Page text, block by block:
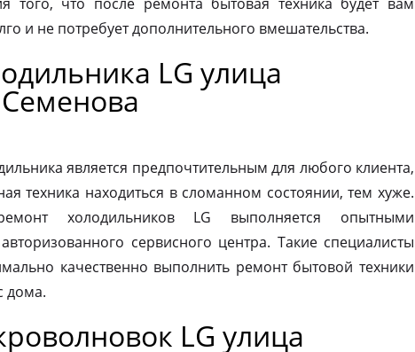
и не потребует дополнительного вмешательства.
LG улица
является предпочтительным для любого клиента,
техника находиться в сломанном состоянии, тем хуже.
холодильников LG выполняется опытными
сервисного центра. Такие специалисты
качественно выполнить ремонт бытовой техники
дома.
LG улица